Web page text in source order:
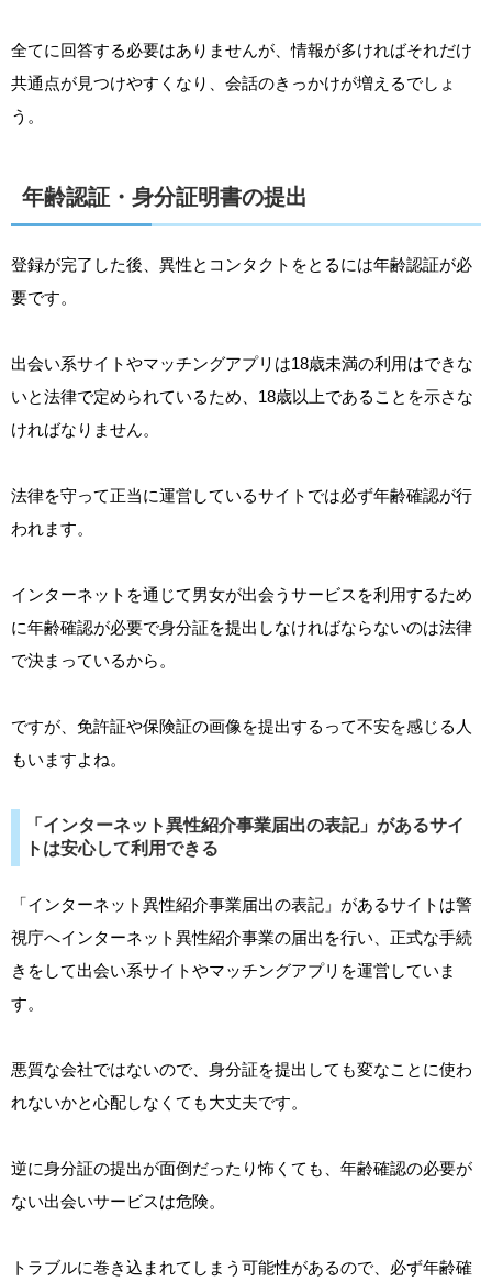
全てに回答する必要はありませんが、情報が多ければそれだけ
共通点が見つけやすくなり、会話のきっかけが増えるでしょ
う。
年齢認証・身分証明書の提出
登録が完了した後、異性とコンタクトをとるには年齢認証が必
要です。
出会い系サイトやマッチングアプリは18歳未満の利用はできな
いと法律で定められているため、18歳以上であることを示さな
ければなりません。
法律を守って正当に運営しているサイトでは必ず年齢確認が行
われます。
インターネットを通じて男女が出会うサービスを利用するため
に年齢確認が必要で身分証を提出しなければならないのは法律
で決まっているから。
ですが、免許証や保険証の画像を提出するって不安を感じる人
もいますよね。
「インターネット異性紹介事業届出の表記」があるサイ
トは安心して利用できる
「インターネット異性紹介事業届出の表記」があるサイトは警
視庁へインターネット異性紹介事業の届出を行い、正式な手続
きをして出会い系サイトやマッチングアプリを運営していま
す。
悪質な会社ではないので、身分証を提出しても変なことに使わ
れないかと心配しなくても大丈夫です。
逆に身分証の提出が面倒だったり怖くても、年齢確認の必要が
ない出会いサービスは危険。
トラブルに巻き込まれてしまう可能性があるので、必ず年齢確